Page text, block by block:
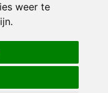
weer te
.
|RSIN en Anbi